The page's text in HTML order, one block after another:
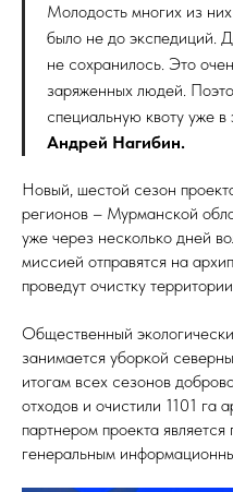
Молодость многих из
было не до экспедиций.
не сохранилось. Это
заряженных людей.
специальную квоту уже
Андрей Нагибин.
Новый, шестой сезон
регионов – Мурманской
уже через несколько дней
миссией отправятся на
проведут очистку
Общественный
занимается уборкой
итогам всех сезонов
отходов и очистили 1101 га
партнером проекта
генеральным